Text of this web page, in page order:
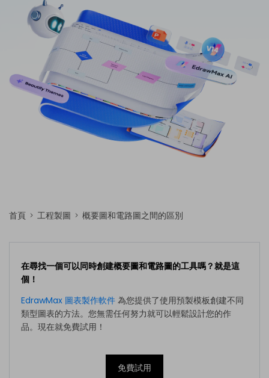
Visio替代方案
所有圖表類型>>
熱門話題
免費可編輯家族樹範例 >
支援中心
支援中心 >
EdrawMax
搜索
首頁 工程製圖 概要圖和電路圖之間的區別
在尋找一個可以同時創建概要圖和電路圖的工具嗎？就是這
個！
EdrawMax 圖表製作軟件 為您提供了使用預製模板創建不同
類型圖表的方法。您無需任何努力就可以輕鬆設計您的作
品。現在就免費試用！
免費試用